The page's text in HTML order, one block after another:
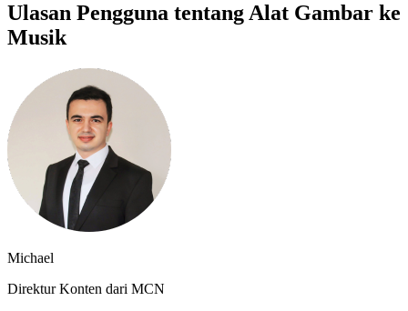
Ulasan Pengguna tentang Alat Gambar ke
Musik
Michael
Direktur Konten dari MCN